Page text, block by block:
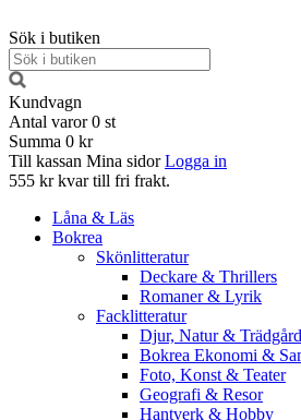
Sök i butiken
Kundvagn
Antal varor 0 st
Summa 0 kr
Till kassan Mina sidor Logga in
555 kr kvar till fri frakt.
Låna & Läs
Bokrea
Skönlitteratur
Deckare & Thrillers
Romaner & Lyrik
Facklitteratur
Djur, Natur & Trädgård
Bokrea Ekonomi &
Foto, Konst & Teater
Geografi & Resor
Hantverk & Hobby